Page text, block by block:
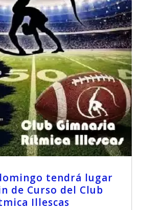
tendrá lugar
de Curso del Club
Illescas